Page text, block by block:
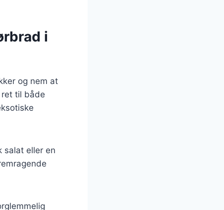
i
og nem at
til både
salat eller en